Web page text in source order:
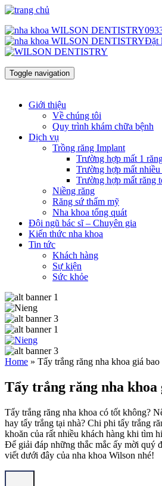
Đặt
Toggle navigation
Giới thiệu
Về chúng tôi
Quy trình khám chữa bệnh
Dịch vụ
Trồng răng Implant
Trường hợp mất 1
Trường hợp mất
Trường hợp mất răng
Niềng răng
Răng sứ thẩm mỹ
Nha khoa tổng quát
Đội ngũ bác sĩ – Chuyên gia
Kiến thức nha khoa
Tin tức
Khách hàng
Sự kiện
Sức khỏe
Home » Tẩy trắng răng nha khoa giá bao
Tẩy trắng răng nha khoa
Tẩy trắng răng nha khoa có tốt không?
hay tẩy trắng tại nhà? Chi phi tẩy trắng
khoăn của rất nhiều khách hàng khi tìm
Để giải đáp những thắc mắc ấy mời quý
viết dưới đây của nha khoa Wilson nhé!